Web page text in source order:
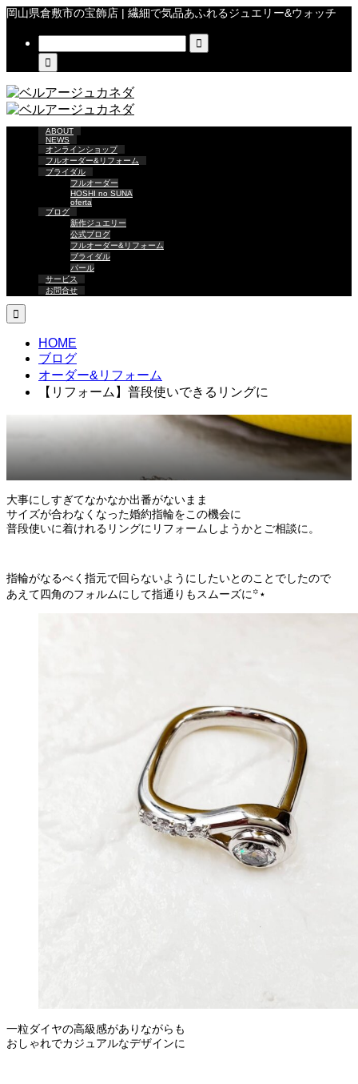
岡山県倉敷市の宝飾店 | 繊細で気品あふれるジュエリー&ウォッチ


ABOUT
NEWS
オンラインショップ
フルオーダー&リフォーム
ブライダル
フルオーダー
HOSHI no SUNA
oferta
ブログ
新作ジュエリー
公式ブログ
フルオーダー&リフォーム
ブライダル
パール
サービス
お問合せ

HOME
ブログ
オーダー&リフォーム
【リフォーム】普段使いできるリングに
大事にしすぎてなかなか出番がないまま
サイズが合わなくなった婚約指輪をこの機会に
普段使いに着けれるリングにリフォームしようかとご相談に。
指輪がなるべく指元で回らないようにしたいとのことでしたので
あえて四角のフォルムにして指通りもスムーズに꙳⋆
一粒ダイヤの高級感がありながらも
おしゃれでカジュアルなデザインに